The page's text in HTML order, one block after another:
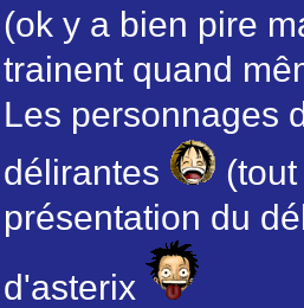
(ok y a bien pire
trainent quand
Les personnages
délirantes
présentation du
d'asterix